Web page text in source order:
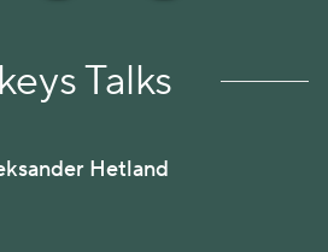
Talks
Hetland